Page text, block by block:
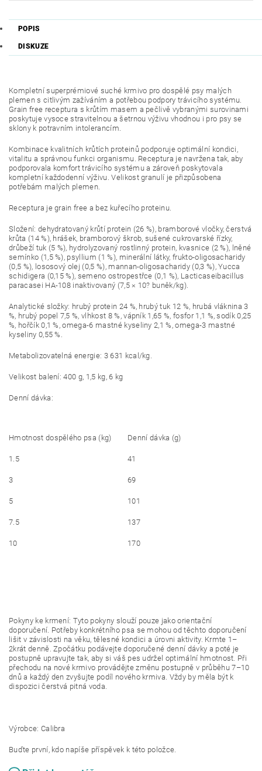
POPIS
DISKUZE
Kompletní superprémiové suché krmivo pro dospělé psy malých
plemen s citlivým zažíváním a potřebou podpory trávicího systému.
Grain free receptura s krůtím masem a pečlivě vybranými surovinami
poskytuje vysoce stravitelnou a šetrnou výživu vhodnou i pro psy se
sklony k potravním intolerancím.
Kombinace kvalitních krůtích proteinů podporuje optimální kondici,
vitalitu a správnou funkci organismu. Receptura je navržena tak, aby
podporovala komfort trávicího systému a zároveň poskytovala
kompletní každodenní výživu. Velikost granulí je přizpůsobena
potřebám malých plemen.
Receptura je grain free a bez kuřecího proteinu.
Složení: dehydratovaný krůtí protein (26 %), bramborové vločky, čerstvá
krůta (14 %), hrášek, bramborový škrob, sušené cukrovarské řízky,
drůbeží tuk (5 %), hydrolyzovaný rostlinný protein, kvasnice (2 %), lněné
semínko (1,5 %), psyllium (1 %), minerální látky, frukto-oligosacharidy
(0,5 %), lososový olej (0,5 %), mannan-oligosacharidy (0,3 %), Yucca
schidigera (0,15 %), semeno ostropestřce (0,1 %), Lacticaseibacillus
paracasei HA-108 inaktivovaný (7,5 × 10? buněk/kg).
Analytické složky: hrubý protein 24 %, hrubý tuk 12 %, hrubá vláknina 3
%, hrubý popel 7,5 %, vlhkost 8 %, vápník 1,65 %, fosfor 1,1 %, sodík 0,25
%, hořčík 0,1 %, omega-6 mastné kyseliny 2,1 %, omega-3 mastné
kyseliny 0,55 %.
Metabolizovatelná energie: 3 631 kcal/kg.
Velikost balení: 400 g, 1,5 kg, 6 kg
Denní dávka:
Hmotnost dospělého psa (kg) Denní dávka (g)
1.5 41
3 69
5 101
7.5 137
10 170
Pokyny ke krmení: Tyto pokyny slouží pouze jako orientační
doporučení. Potřeby konkrétního psa se mohou od těchto doporučení
lišit v závislosti na věku, tělesné kondici a úrovni aktivity. Krmte 1–
2krát denně. Zpočátku podávejte doporučené denní dávky a poté je
postupně upravujte tak, aby si váš pes udržel optimální hmotnost. Při
přechodu na nové krmivo provádějte změnu postupně v průběhu 7–10
dnů a každý den zvyšujte podíl nového krmiva. Vždy by měla být k
dispozici čerstvá pitná voda.
Výrobce: Calibra
Buďte první, kdo napíše příspěvek k této položce.